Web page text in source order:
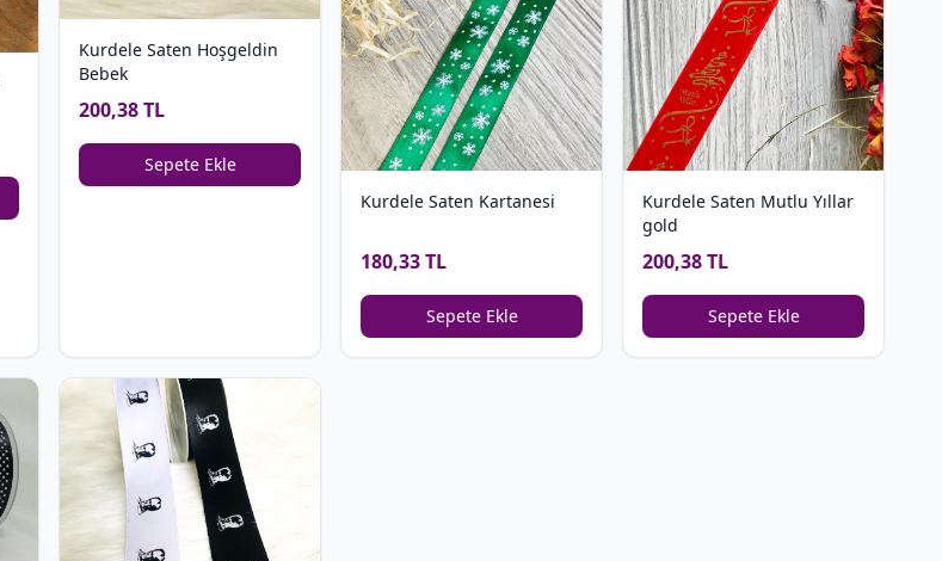
Kurdele Saten Hoşgeldin
Bebek
200,38 TL
Sepete Ekle
Kurdele Saten Kartanesi
180,33 TL
Sepete Ekle
Kurdele Saten Mutlu Yıllar
gold
200,38 TL
Sepete Ekle